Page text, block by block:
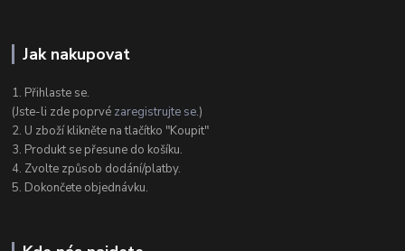
Jak nakupovat
1. Přihlaste se.
(Jste-li zde poprvé zaregistrujte se.)
2. U zboží klikněte na tlačítko "Koupit"
3. Produkt se přesune do košíku.
4. Zvolte způsob dodání/platby.
5. Dokončete objednávku.